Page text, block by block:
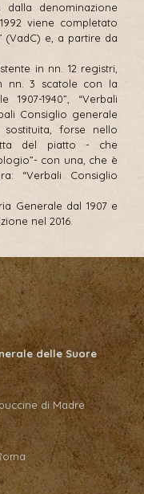
dalla denominazione
viene completato
(VadC) e, a partire da
in nn. 12 registri,
nn. 3 scatole con la
1940”, “Verbali
Consiglio generale
sostituita, forse nello
del piatto - che
con una, che è
“Verbali Consiglio
Generale dal 1907 e
nel 2016.
delle Suore
di Madre